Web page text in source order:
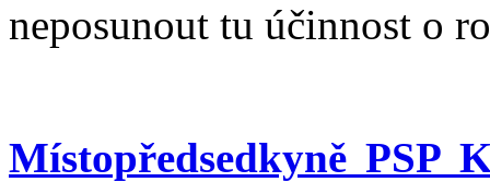
neposunout tu účinnost o
Místopředsedkyně PSP